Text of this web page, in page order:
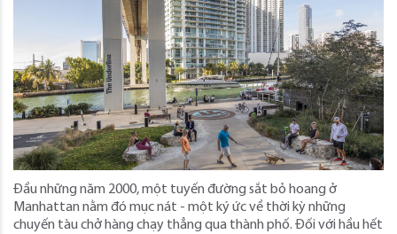
Đầu những năm 2000, một tuyến đường sắt bỏ hoang ở
Manhattan nằm đó mục nát - một ký ức về thời kỳ những
chuyến tàu chở hàng chạy thẳng qua thành phố. Đối với hầu hết